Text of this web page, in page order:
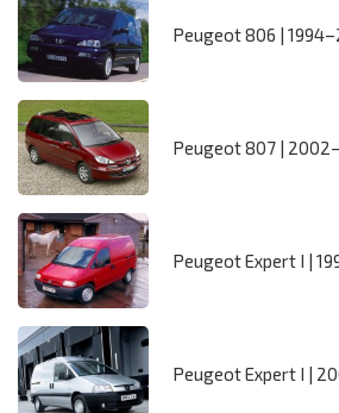
Peugeot 806 |
Peugeot 807 |
Peugeot Expert I |
Peugeot Expert I |